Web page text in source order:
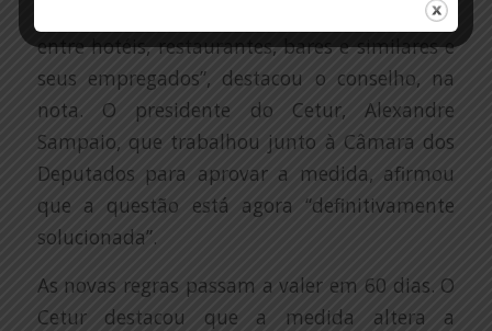
trabalhista oriundo das relações de trabalho
entre hotéis, restaurantes, bares e similares e
seus empregados”, destacou o conselho, na
nota. O presidente do Cetur, Alexandre
Sampaio, que trabalhou junto à Câmara dos
Deputados para aprovar a medida, afirmou
que a questão está agora “definitivamente
solucionada”.
As novas regras passam a valer em 60 dias. O
Cetur destacou que a medida altera a